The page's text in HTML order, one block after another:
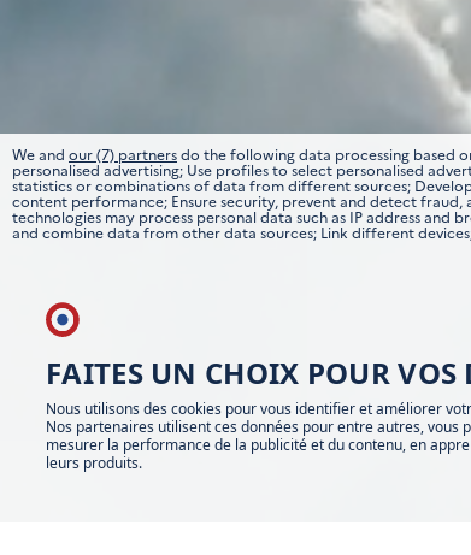
We and our (7) partnersdo the following data processing based
personalised advertising; Use profiles to select personalised
statistics or combinations of data from different sources;
content performance; Ensure security, prevent and detect fraud,
technologies may process personal data such as IP address
and combine data from other data sources; Link different
FAITES UN CHOIX POUR VOS
Nous utilisons des cookies pour vous identifier et améliorer
Nos partenaires utilisent ces données pour entre autres, vous
mesurer la performance de la publicité et du contenu, en
leurs produits.